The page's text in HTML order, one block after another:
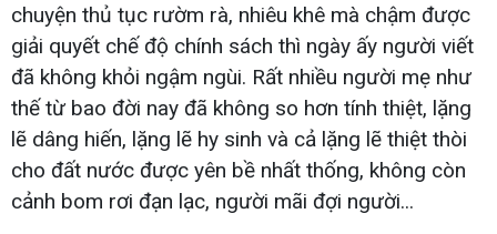
chuyện thủ tục rườm rà, nhiêu khê mà chậm được
giải quyết chế độ chính sách thì ngày ấy người viết
đã không khỏi ngậm ngùi. Rất nhiều người mẹ như
thế từ bao đời nay đã không so hơn tính thiệt, lặng
lẽ dâng hiến, lặng lẽ hy sinh và cả lặng lẽ thiệt thòi
cho đất nước được yên bề nhất thống, không còn
cảnh bom rơi đạn lạc, người mãi đợi người...